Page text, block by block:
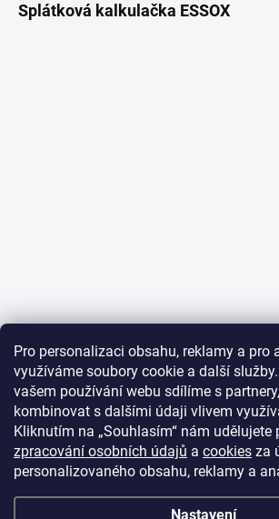
Pro personalizaci obsahu, reklamy a pro
využíváme soubory cookie a další
vašem používání webu sdílíme s
kombinovat s dalšími údaji vlivem
Kliknutím na „Souhlasím“ nám udělujete
zpracování osobních údajů a cookies za
personalizovaného obsahu, reklamy a
Nastavení
Splátková kalkulačka ESSOX